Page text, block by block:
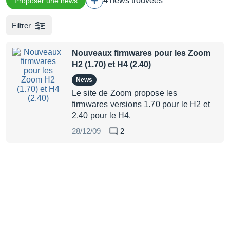
Filtrer
Nouveaux firmwares pour les Zoom
H2 (1.70) et H4 (2.40)
News
Le site de Zoom propose les
firmwares versions 1.70 pour le H2 et
2.40 pour le H4.
28/12/09
2